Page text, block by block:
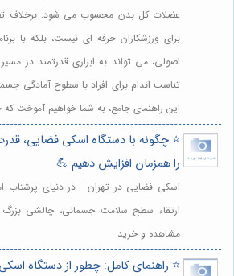
عضلات کل بدن محسوب می شود. برخلاف
برای ورزشکاران حرفه ای نیست، بلکه با
اصولی، می تواند به ابزاری قدرتمند در
تناسب اندام برای افراد با سطوح آمادگی
این راهنمای جامع، به شما خواهیم آموخت که
⭐️ چگونه با دستگاه اسکی فضایی،
را همزمان افزایش دهیم 💪
اسکی فضایی در تهران - در دنیای پرشتاب
ارتقاء سطح سلامت جسمانی، چالشی
مشاهده و خرید
⭐️ راهنمای کامل: چطور از دستگاه